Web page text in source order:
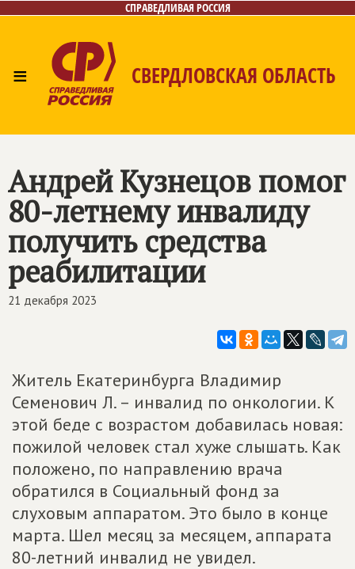
СПРАВЕДЛИВАЯ РОССИЯ
≡ СВЕРДЛОВСКАЯ ОБЛАСТЬ
Контакты
Андрей Кузнецов помог
80-летнему инвалиду
получить средства
реабилитации
21 декабря 2023
Житель Екатеринбурга Владимир
Семенович Л. – инвалид по онкологии. К
этой беде с возрастом добавилась новая:
пожилой человек стал хуже слышать. Как
положено, по направлению врача
обратился в Социальный фонд за
слуховым аппаратом. Это было в конце
марта. Шел месяц за месяцем, аппарата
80-летний инвалид не увидел.